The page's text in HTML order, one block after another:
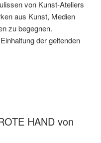
von Kunst-Ateliers
aus Kunst, Medien
zu begegnen.
der geltenden
HAND von